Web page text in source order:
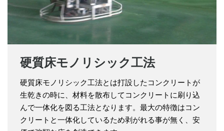
硬質床モノリシック工法
硬質床モノリシック工法とは打設したコンクリートが
生乾きの時に、材料を散布してコンクリートに刷り込
んで一体化を図る工法となります。最大の特徴はコン
クリートと一体化しているため剥がれる事が無く、安